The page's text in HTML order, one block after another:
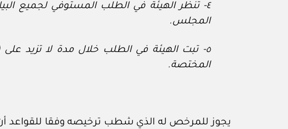
٤- تنظر الهيئة في الطلب المستوفي لجميع
المجلس.
٥- تبت الهيئة في الطلب خلال مدة لا تزيد
المختصة.
يجوز للمرخص له الذي شطب ترخيصه وفقا للقواعد